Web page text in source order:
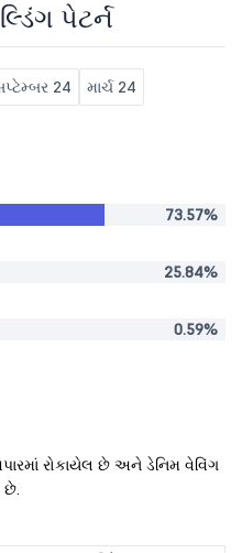
પેટર્ન
24
માર્ચ 24
73.57%
25.84%
0.59%
રોકાયેલ છે અને ડેનિમ વેવિંગ
છે.